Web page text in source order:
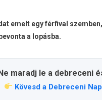
emelt egy férfival
a lopásba.
maradj le a debreceni
Kövesd a Debreceni